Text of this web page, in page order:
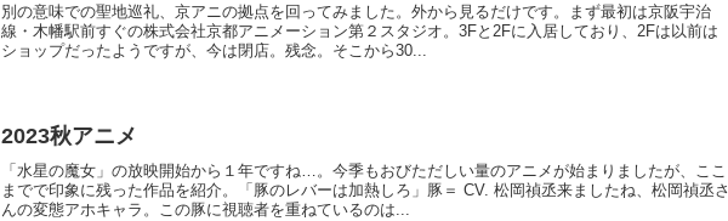
別の意味での聖地巡礼、京アニの拠点を回ってみました。外から見るだけです。まず最初は京阪宇治
線・木幡駅前すぐの株式会社京都アニメーション第２スタジオ。3Fと2Fに入居しており、2Fは以前は
ショップだったようですが、今は閉店。残念。そこから30...
2023秋アニメ
「水星の魔女」の放映開始から１年ですね…。今季もおびただしい量のアニメが始まりましたが、ここ
までで印象に残った作品を紹介。「豚のレバーは加熱しろ」豚＝ CV. 松岡禎丞来ましたね、松岡禎丞さ
んの変態アホキャラ。この豚に視聴者を重ねているのは...